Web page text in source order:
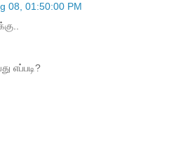
08, 01:50:00 PM
எப்படி?